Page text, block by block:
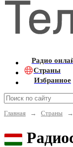
Радио
Страны
Избранное
Главная
→ Страны →